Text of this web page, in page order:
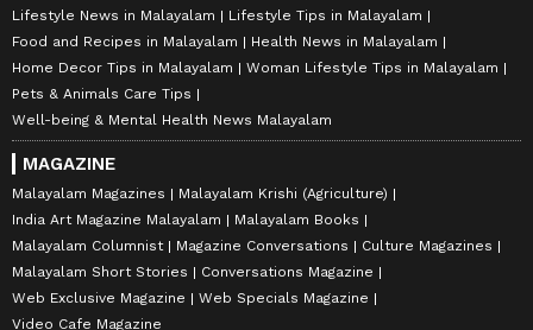
Lifestyle News in Malayalam
Lifestyle Tips in Malayalam
Food and Recipes in Malayalam
Health News in Malayalam
Home Decor Tips in Malayalam
Woman Lifestyle Tips in Malayalam
Pets & Animals Care Tips
Well-being & Mental Health News Malayalam
MAGAZINE
Malayalam Magazines
Malayalam Krishi (Agriculture)
India Art Magazine Malayalam
Malayalam Books
Malayalam Columnist
Magazine Conversations
Culture Magazines
Malayalam Short Stories
Conversations Magazine
Web Exclusive Magazine
Web Specials Magazine
Video Cafe Magazine